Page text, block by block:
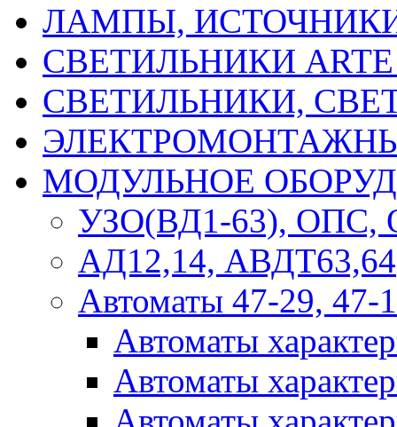
ЛАМПЫ,
СВЕТИЛЬНИКИ ARTE
СВЕТИЛЬНИКИ,
МОДУЛЬНОЕ
УЗО(ВД1-63), ОПС,
АД12,14, АВДТ63,64
Автоматы 47-29, 47-
Автоматы
Автоматы